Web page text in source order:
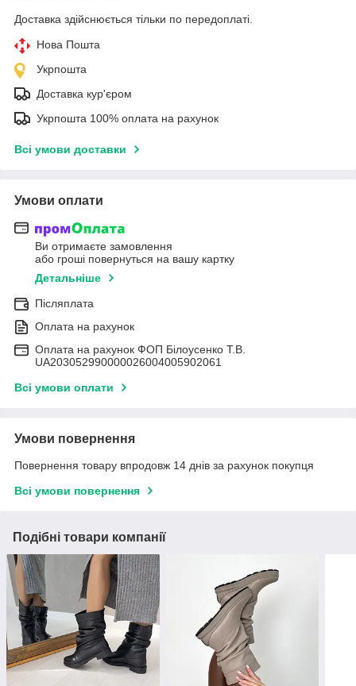
Доставка здійснюється тільки по передоплаті.
Нова Пошта
Укрпошта
Доставка кур'єром
Укрпошта 100% оплата на рахунок
Всі умови доставки
Умови оплати
Ви отримаєте замовлення
або гроші повернуться на вашу картку
Детальніше
Післяплата
Оплата на рахунок
Оплата на рахунок ФОП Білоусенко Т.В.
UA203052990000026004005902061
Всі умови оплати
Умови повернення
Повернення товару впродовж 14 днів за рахунок покупця
Всі умови повернення
Подібні товари компанії